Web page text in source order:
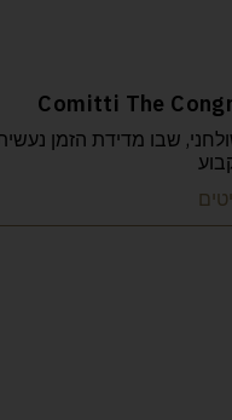
שבו מדידת הזמן